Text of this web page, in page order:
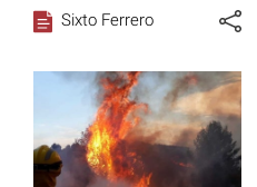
Sixto Ferrero